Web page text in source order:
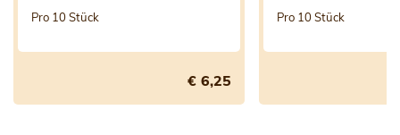
Pro 10 Stück
€ 6,25
Pro 10 Stück